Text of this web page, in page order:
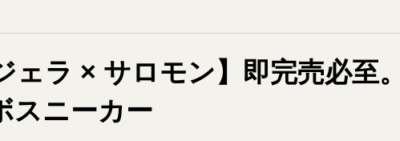
ェラ × サロモン】即完売必至
スニーカー